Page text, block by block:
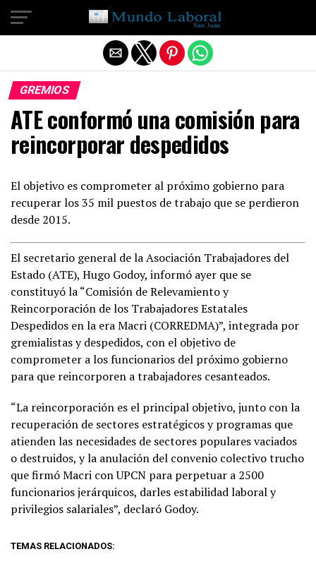
GREMIOS
ATE conformó una comisión para
reincorporar despedidos
El objetivo es comprometer al próximo gobierno para
recuperar los 35 mil puestos de trabajo que se perdieron
desde 2015.
El secretario general de la Asociación Trabajadores del
Estado (ATE), Hugo Godoy, informó ayer que se
constituyó la “Comisión de Relevamiento y
Reincorporación de los Trabajadores Estatales
Despedidos en la era Macri (CORREDMA)”, integrada por
gremialistas y despedidos, con el objetivo de
comprometer a los funcionarios del próximo gobierno
para que reincorporen a trabajadores cesanteados.
“La reincorporación es el principal objetivo, junto con la
recuperación de sectores estratégicos y programas que
atienden las necesidades de sectores populares vaciados
o destruidos, y la anulación del convenio colectivo trucho
que firmó Macri con UPCN para perpetuar a 2500
funcionarios jerárquicos, darles estabilidad laboral y
privilegios salariales”, declaró Godoy.
TEMAS RELACIONADOS:
Salir de la versión móvil